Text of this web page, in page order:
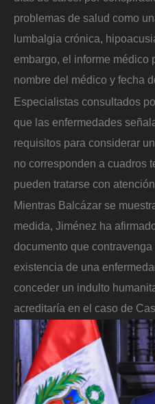
problemas de salud como
lumbalgia crónica,
embargo, el informe médico
nombre del médico y fecha
Especialistas consultados
que las enfermedades
requisitos para considerar
no corresponden a cuadros
pueden tratarse con
Mientras Balcázar se
medida, Jiménez ha
documento que
existencia de una
conceder un indulto
acreditaría en el caso de